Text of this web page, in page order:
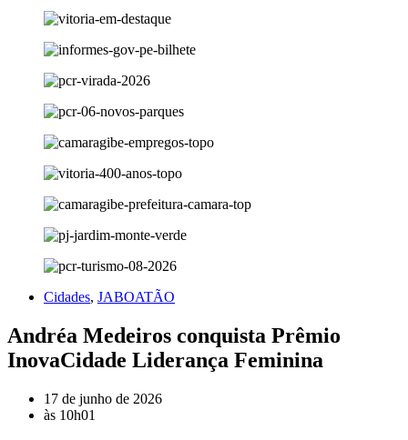
Cidades, JABOATÃO
Andréa Medeiros conquista Prêmio
InovaCidade Liderança Feminina
17 de junho de 2026
às 10h01